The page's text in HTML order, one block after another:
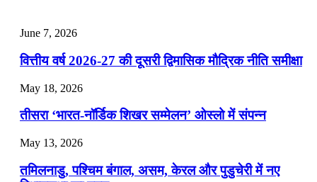
July 25, 2026
📝 डेली करेंट अफेयर्स: 22-24 जुलाई 2026
July 22, 2026
📝 डेली करेंट अफेयर्स: 19-21 जुलाई 2026
July 19, 2026
📝 डेली करेंट अफेयर्स: 16-18 जुलाई 2026
June 7, 2026
वित्तीय वर्ष 2026-27 की दूसरी द्विमासिक मौद्रिक नीति समीक्षा
May 18, 2026
तीसरा ‘भारत-नॉर्डिक शिखर सम्मेलन’ ओस्लो में संपन्न
May 13, 2026
तमिलनाडु, पश्चिम बंगाल, असम, केरल और पुडुचेरी में नए